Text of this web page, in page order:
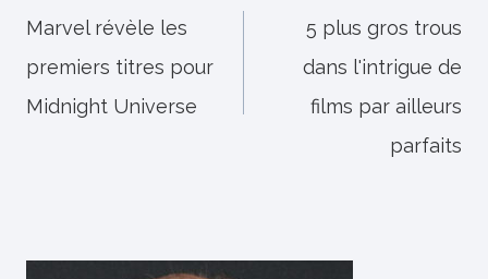
de
l’article
Marvel révèle les
premiers titres pour
Midnight Universe
5 plus gros trous
dans l'intrigue de
films par ailleurs
parfaits